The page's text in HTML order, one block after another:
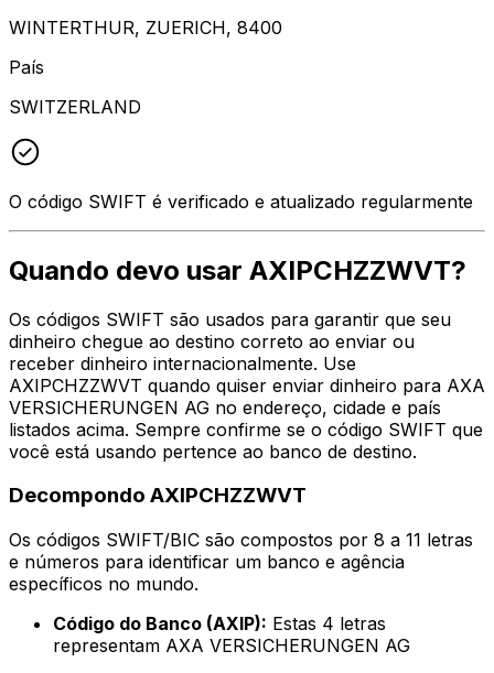
WINTERTHUR, ZUERICH, 8400
País
SWITZERLAND
O código SWIFT é verificado e atualizado regularmente
Quando devo usar AXIPCHZZWVT?
Os códigos SWIFT são usados para garantir que seu
dinheiro chegue ao destino correto ao enviar ou
receber dinheiro internacionalmente. Use
AXIPCHZZWVT quando quiser enviar dinheiro para AXA
VERSICHERUNGEN AG no endereço, cidade e país
listados acima. Sempre confirme se o código SWIFT que
você está usando pertence ao banco de destino.
Decompondo AXIPCHZZWVT
Os códigos SWIFT/BIC são compostos por 8 a 11 letras
e números para identificar um banco e agência
específicos no mundo.
Código do Banco (AXIP): Estas 4 letras
representam AXA VERSICHERUNGEN AG